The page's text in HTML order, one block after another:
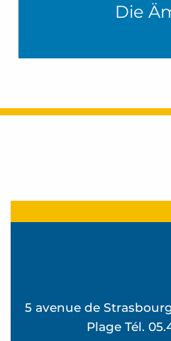
Die
5 avenue de
Plage Tél.